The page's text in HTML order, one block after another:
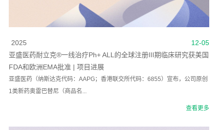
12-05
2025
亚盛医药耐立克®一线治疗Ph+ ALL的全球注册III期临床研究获美国
FDA和欧洲EMA批准 | 项目进展
亚盛医药（纳斯达克代码：AAPG；香港联交所代码：6855）宣布，公司原创
1类新药奥雷巴替尼（商品名...
查看更多